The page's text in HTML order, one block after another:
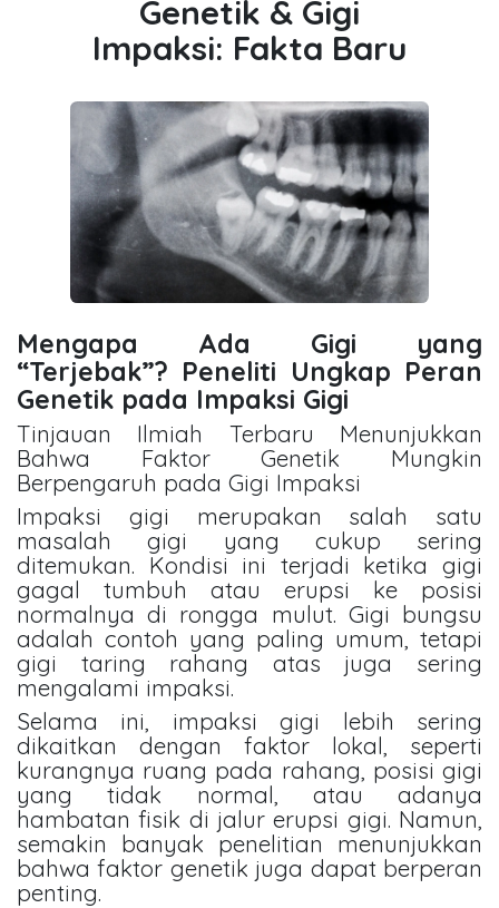
Genetik & Gigi
Impaksi: Fakta Baru
Mengapa Ada Gigi yang
“Terjebak”? Peneliti Ungkap Peran
Genetik pada Impaksi Gigi
Tinjauan Ilmiah Terbaru Menunjukkan
Bahwa Faktor Genetik Mungkin
Berpengaruh pada Gigi Impaksi
Impaksi gigi merupakan salah satu
masalah gigi yang cukup sering
ditemukan. Kondisi ini terjadi ketika gigi
gagal tumbuh atau erupsi ke posisi
normalnya di rongga mulut. Gigi bungsu
adalah contoh yang paling umum, tetapi
gigi taring rahang atas juga sering
mengalami impaksi.
Selama ini, impaksi gigi lebih sering
dikaitkan dengan faktor lokal, seperti
kurangnya ruang pada rahang, posisi gigi
yang tidak normal, atau adanya
hambatan fisik di jalur erupsi gigi. Namun,
semakin banyak penelitian menunjukkan
bahwa faktor genetik juga dapat berperan
penting.